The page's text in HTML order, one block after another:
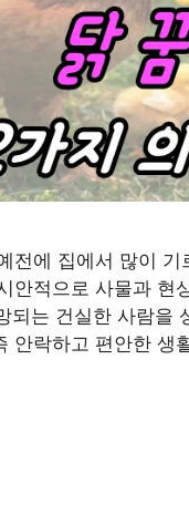
전에 집에서 많이
안적으로 사물과 현
되는 건실한 사람을
안락하고 편안한